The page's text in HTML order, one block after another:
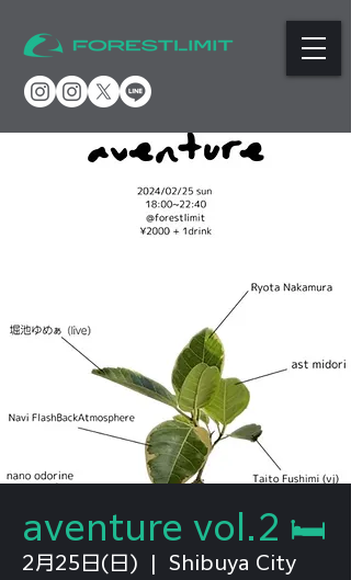
aventure vol.2 🛏️
2月25日(日) Shibuya City